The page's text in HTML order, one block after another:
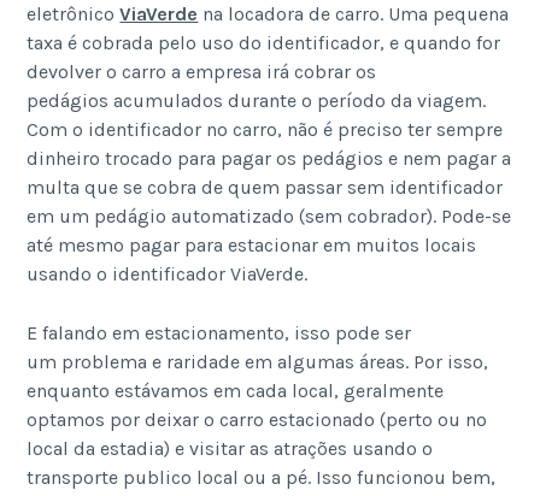
eletrônicoViaVerde na locadora de carro. Uma pequena
taxa é cobrada pelo uso do identificador, e quando for
devolver o carro a empresa irá cobrar os
pedágios acumulados durante o período da viagem.
Com o identificador no carro, não é preciso ter sempre
dinheiro trocado para pagar os pedágios e nem pagar a
multa que se cobra de quem passar sem identificador
em um pedágio automatizado (sem cobrador). Pode-se
até mesmo pagar para estacionar em muitos locais
usando o identificador ViaVerde.
E falando em estacionamento, isso pode ser
um problema e raridade em algumas áreas. Por isso,
enquanto estávamos em cada local, geralmente
optamos por deixar o carro estacionado (perto ou no
local da estadia) e visitar as atrações usando o
transporte publico local ou a pé. Isso funcionou bem,